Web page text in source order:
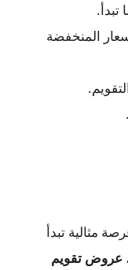
المنخفضة
مثالية تبدأ
عروض تقويم